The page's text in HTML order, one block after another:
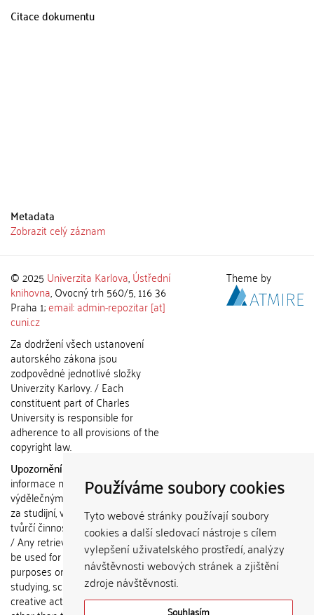
Používáme soubory cookies
Tyto webové stránky používají soubory
cookies a další sledovací nástroje s cílem
vylepšení uživatelského prostředí, analýzy
návštěvnosti webových stránek a zjištění
zdroje návštěvnosti.
Souhlasím
Citace dokumentu
Metadata
Zobrazit celý záznam
© 2025 Univerzita Karlova,Ústřední
knihovna, Ovocný trh 560/5, 116 36
Praha 1;email: admin-repozitar [at]
cuni.cz
Za dodržení všech ustanovení
autorského zákona jsou
zodpovědné jednotlivé složky
Univerzity Karlovy. / Each
constituent part of Charles
University is responsible for
adherence to all provisions of the
copyright law.
Upozornění / Notice:
informace nemohou být použity k
výdělečným účelům nebo vydávány
za studijní, vědeckou nebo jinou
tvůrčí činnost jiné osoby než autora.
/ Any retrieved information shall not
be used for any commercial
purposes or claimed as results of
studying, scientific or any other
creative activities of any person
Theme by